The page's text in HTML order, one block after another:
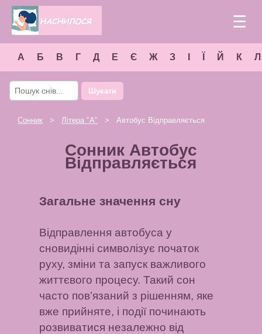
☰
А Б В Г Д Е Є Ж З Й К Л
Шукати
Сонник > Літера "А" > Автобус Відправляється
Сонник Автобус
Відправляється
Загальне значення сну
Відправлення автобуса у
сновидінні символізує початок
руху, зміни та запуск важливого
життєвого процесу. Такий сон
часто пов’язаний з рішенням, яке
вже прийняте, і події починають
розвиватися незалежно від